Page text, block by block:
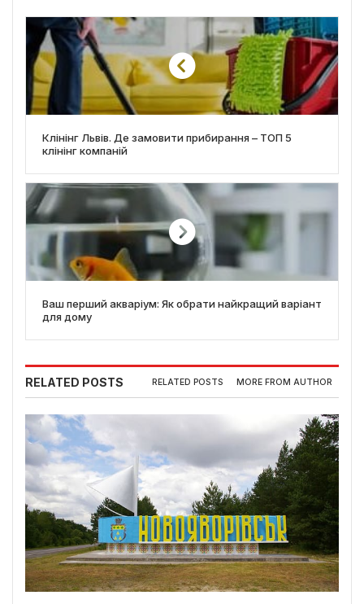
Клінінг Львів. Де замовити прибирання – ТОП 5
клінінг компаній
Ваш перший акваріум: Як обрати найкращий варіант
для дому
RELATED POSTS RELATED POSTS MORE FROM AUTHOR